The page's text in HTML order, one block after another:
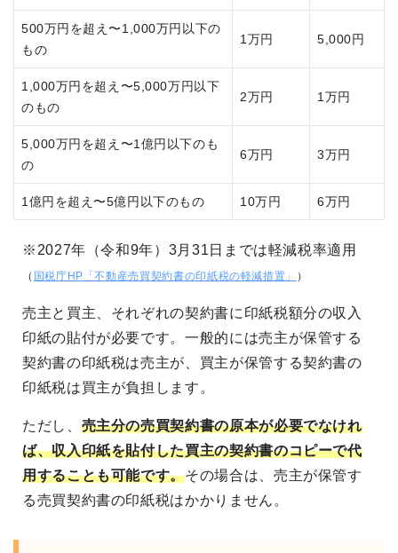
500万円を超え〜1,000万円以下の
もの
1万円 5,000円
1,000万円を超え〜5,000万円以下
のもの
2万円 1万円
5,000万円を超え〜1億円以下のも
の
6万円 3万円
1億円を超え〜5億円以下のもの 10万円 6万円
※2027年（令和9年）3月31日までは軽減税率適用
（ 国税庁HP「不動産売買契約書の印紙税の軽減措置」 ）
売主と買主、それぞれの契約書に印紙税額分の収入
印紙の貼付が必要です。一般的には売主が保管する
契約書の印紙税は売主が、買主が保管する契約書の
印紙税は買主が負担します。
ただし、 売主分の売買契約書の原本が必要でなけれ
ば、収入印紙を貼付した買主の契約書のコピーで代
用することも可能です。その場合は、売主が保管す
る売買契約書の印紙税はかかりません。